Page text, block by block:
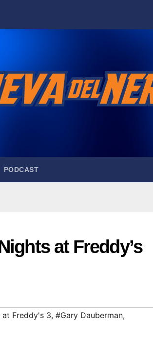
PODCAST
at Freddy’s
Freddy's 3, #Gary Dauberman,